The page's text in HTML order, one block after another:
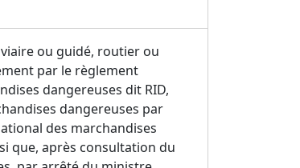
ou guidé, routier ou
par le règlement
dangereuses dit RID,
dangereuses par
des marchandises
que, après consultation du